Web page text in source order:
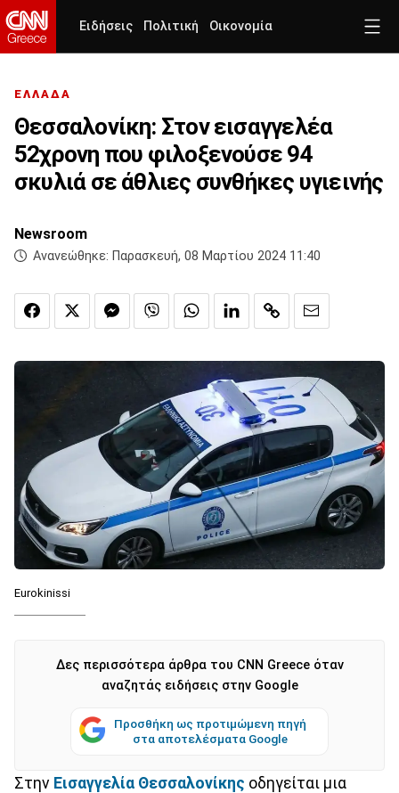
Ειδήσεις Πολιτική Οικονομία
ΕΛΛΑΔΑ
Θεσσαλονίκη: Στον εισαγγελέα
52χρονη που φιλοξενούσε 94
σκυλιά σε άθλιες συνθήκες υγιεινής
Newsroom
Ανανεώθηκε: Παρασκευή, 08 Μαρτίου 2024 11:40
Eurokinissi
Δες περισσότερα άρθρα του CNN Greece όταν
αναζητάς ειδήσεις στην Google
Προσθήκη ως προτιμώμενη πηγή
στα αποτελέσματα Google
Στην Εισαγγελία Θεσσαλονίκης οδηγείται μια